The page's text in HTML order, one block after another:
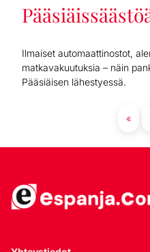
Ilmaiset automaattinostot,
matkavakuutuksia – näin
Pääsiäisen lähestyessä.
«